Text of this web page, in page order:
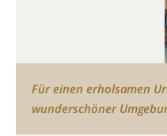
Für einen erholsamen
wunderschöner